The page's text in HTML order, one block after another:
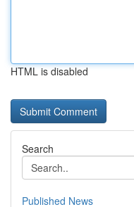
HTML is disabled
Search
Published News